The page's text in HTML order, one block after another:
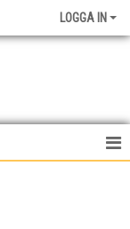
LOGGA IN